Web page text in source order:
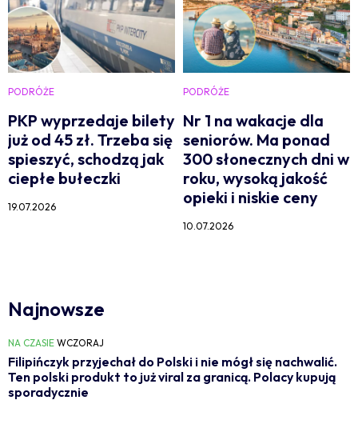
PODRÓŻE
PKP wyprzedaje bilety
już od 45 zł. Trzeba się
spieszyć, schodzą jak
ciepłe bułeczki
19.07.2026
PODRÓŻE
Nr 1 na wakacje dla
seniorów. Ma ponad
300 słonecznych dni w
roku, wysoką jakość
opieki i niskie ceny
10.07.2026
Najnowsze
NA CZASIE WCZORAJ
Filipińczyk przyjechał do Polski i nie mógł się nachwalić.
Ten polski produkt to już viral za granicą. Polacy kupują
sporadycznie